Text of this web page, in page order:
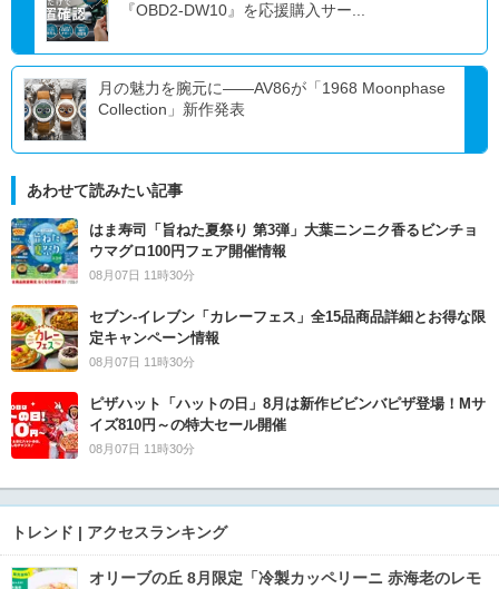
『OBD2-DW10』を応援購入サー...
月の魅力を腕元に――AV86が「1968 Moonphase
Collection」新作発表
あわせて読みたい記事
はま寿司「旨ねた夏祭り 第3弾」大葉ニンニク香るビンチョ
ウマグロ100円フェア開催情報
08月07日 11時30分
セブン‐イレブン「カレーフェス」全15品商品詳細とお得な限
定キャンペーン情報
08月07日 11時30分
ピザハット「ハットの日」8月は新作ビビンバピザ登場！Mサ
イズ810円～の特大セール開催
08月07日 11時30分
トレンド | アクセスランキング
オリーブの丘 8月限定「冷製カッペリーニ 赤海老のレモ